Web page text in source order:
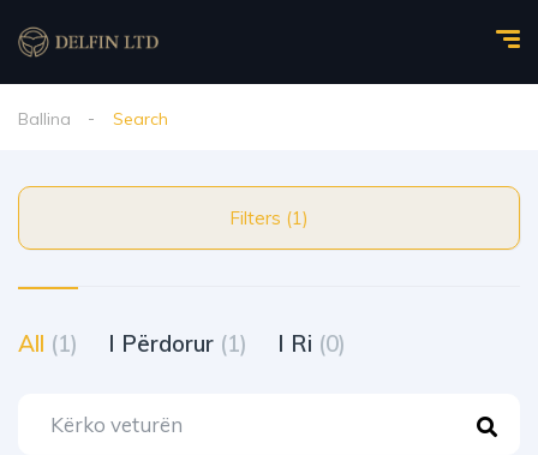
Ballina Search
Filters (1)
All (1) I Përdorur (1) I Ri (0)